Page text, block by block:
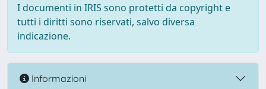
I documenti in IRIS sono protetti da copyright e
tutti i diritti sono riservati, salvo diversa
indicazione.
Informazioni